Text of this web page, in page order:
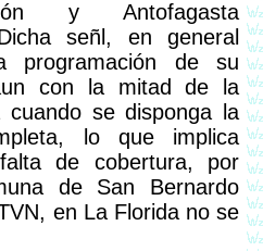
y Antofagasta
señl, en general
programación de su
con la mitad de la
cuando se disponga la
lo que implica
de cobertura, por
de San Bernardo
en La Florida no se